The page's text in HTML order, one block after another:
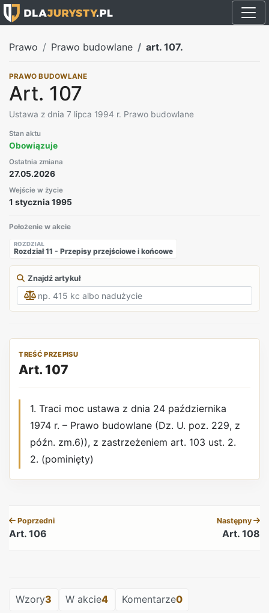
Prawo Prawo budowlane art. 107.
PRAWO BUDOWLANE
Art. 107
Ustawa z dnia 7 lipca 1994 r. Prawo budowlane
Stan aktu
Obowiązuje
Ostatnia zmiana
27.05.2026
Wejście w życie
1 stycznia 1995
Położenie w akcie
ROZDZIAŁ
Rozdział 11 - Przepisy przejściowe i końcowe
Znajdź artykuł
TREŚĆ PRZEPISU
Art. 107
1. Traci moc ustawa z dnia 24 października
1974 r. – Prawo budowlane (Dz. U. poz. 229, z
późn. zm.6)), z zastrzeżeniem art. 103 ust. 2.
2. (pominięty)
Poprzedni
Art. 106
Następny
Art. 108
Wzory3 W akcie4 Komentarze0